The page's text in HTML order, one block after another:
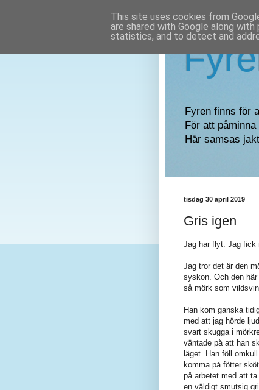
Fyren finns för
För att
Här samsas
tisdag 30 april 2019
Gris igen
Jag har flyt. Jag fick
Jag tror det är den
syskon. Och den
så mörk som
Han kom ganska
med att jag hörde
svart skugga i
väntade på att han
läget. Han föll
komma på fötter
på arbetet med att
en väldigt smutsig
This site uses cookies from
are shared with Google along
statistics, and to detect and